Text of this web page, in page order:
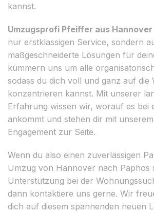
kannst.
Umzugsprofi Pfeiffer aus Hannover
nur erstklassigen Service, sondern
maßgeschneiderte Lösungen für
kümmern uns um alle
sodass du dich voll und ganz auf die
konzentrieren kannst. Mit unserer
Erfahrung wissen wir, worauf es bei
ankommt und stehen dir mit
Engagement zur Seite.
Wenn du also einen zuverlässigen
Umzug von Hannover nach Paphos
Unterstützung bei der
dann kontaktiere uns gerne. Wir
dich auf diesem spannenden neuen